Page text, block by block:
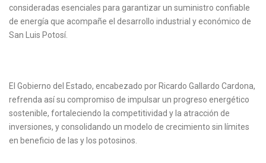
consideradas esenciales para garantizar un suministro confiable
de energía que acompañe el desarrollo industrial y económico de
San Luis Potosí.
El Gobierno del Estado, encabezado por Ricardo Gallardo Cardona,
refrenda así su compromiso de impulsar un progreso energético
sostenible, fortaleciendo la competitividad y la atracción de
inversiones, y consolidando un modelo de crecimiento sin límites
en beneficio de las y los potosinos.